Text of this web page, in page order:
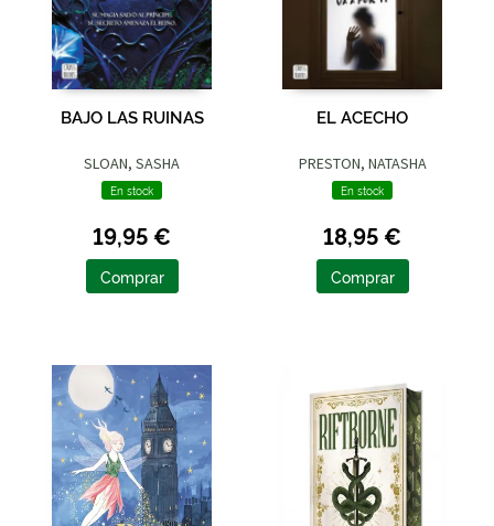
BAJO LAS RUINAS
SLOAN, SASHA
En stock
19,95 €
Comprar
EL ACECHO
PRESTON, NATASHA
En stock
18,95 €
Comprar